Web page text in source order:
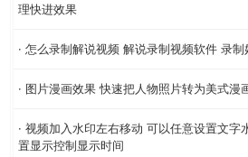
理快进效果
· 怎么录制解说视频 解说录制视频软件 录
· 图片漫画效果 快速把人物照片转为美式漫
· 视频加入水印左右移动 可以任意设置文字
置显示控制显示时间